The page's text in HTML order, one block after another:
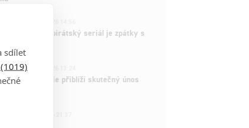
Oblíbený pirátský seriál je zpátky s
ČLÁNEK | 15.03.2026 13:24
série přiblíží skutečný únos
teroristy
sdílet